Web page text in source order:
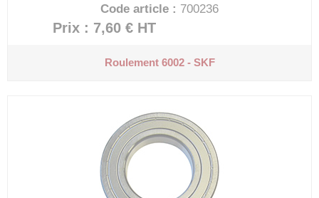
Code article : 700236
Prix : 7,60 € HT
Roulement 6002 - SKF